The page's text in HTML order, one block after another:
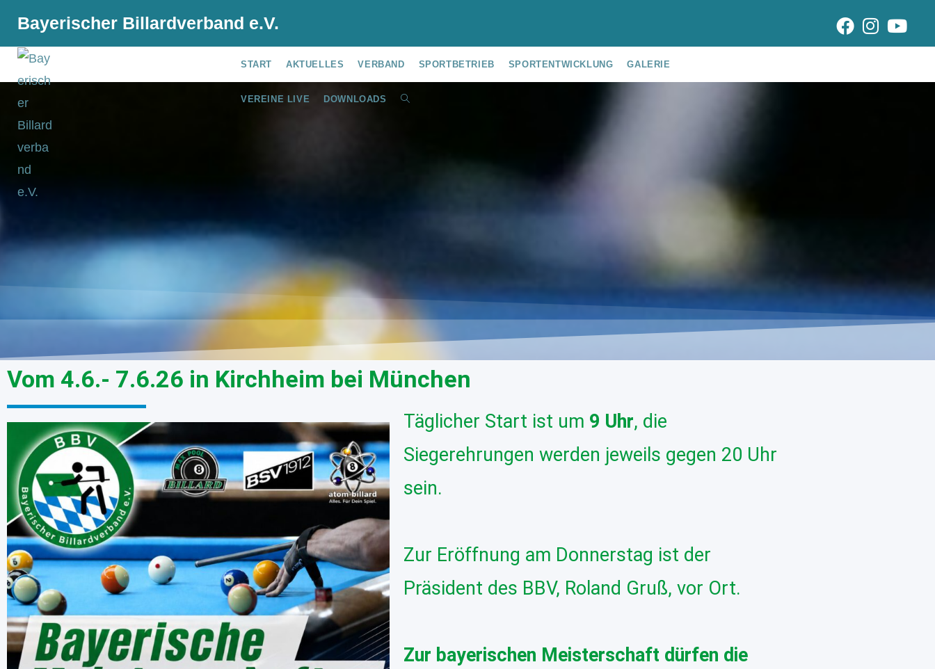
Bayerischer Billardverband e.V.
START AKTUELLES VERBAND SPORTBETRIEB SPORTENTWICKLUNG GALERIE
VEREINE LIVE DOWNLOADS
Vom 4.6.- 7.6.26 in Kirchheim bei München
Täglicher Start ist um 9 Uhr, die
Siegerehrungen werden jeweils gegen 20 Uhr
sein.
Zur Eröffnung am Donnerstag ist der
Präsident des BBV, Roland Gruß, vor Ort.
Zur bayerischen Meisterschaft dürfen die